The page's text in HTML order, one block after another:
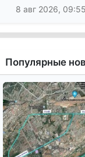
8 авг 2026, 09:55
Популярные